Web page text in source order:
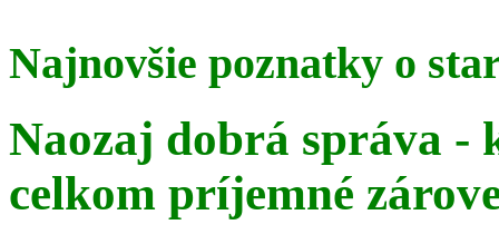
Najnovšie poznatky o
Naozaj dobrá správa -
celkom príjemné